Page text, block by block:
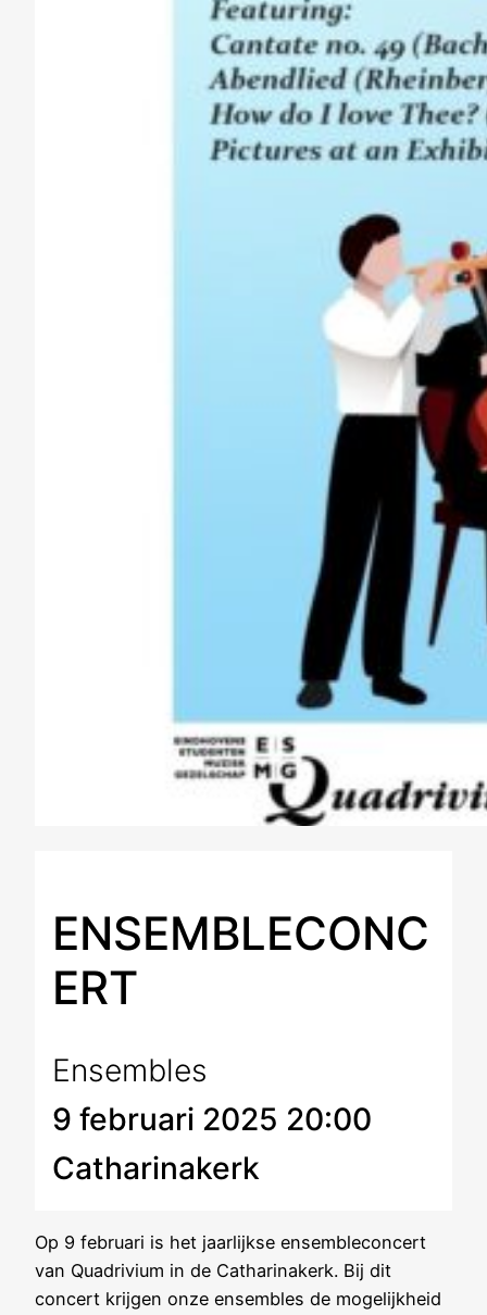
ENSEMBLECONC
ERT
Ensembles
9 februari 2025 20:00
Catharinakerk
Op 9 februari is het jaarlijkse ensembleconcert
van Quadrivium in de Catharinakerk. Bij dit
concert krijgen onze ensembles de mogelijkheid